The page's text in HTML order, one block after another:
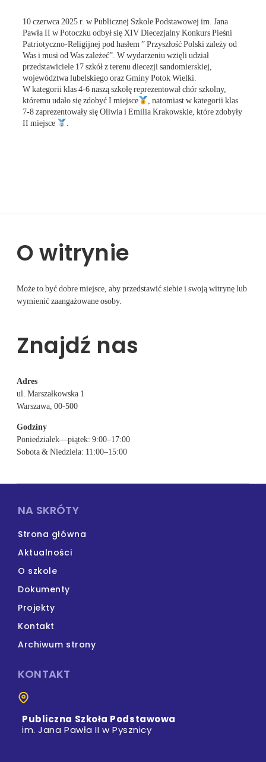
10 czerwca 2025 r. w Publicznej Szkole Podstawowej im. Jana
Pawła II w Potoczku odbył się XIV Diecezjalny Konkurs Pieśni
Patriotyczno-Religijnej pod hasłem ” Przyszłość Polski zależy od
Was i musi od Was zależeć”. W wydarzeniu wzięli udział
przedstawiciele 17 szkół z terenu diecezji sandomierskiej,
województwa lubelskiego oraz Gminy Potok Wielki.
W kategorii klas 4-6 naszą szkołę reprezentował chór szkolny,
któremu udało się zdobyć I miejsce
, natomiast w kategorii klas
7-8 zaprezentowały się Oliwia i Emilia Krakowskie, które zdobyły
II miejsce
.
O witrynie
Może to być dobre miejsce, aby przedstawić siebie i swoją witrynę lub
wymienić zaangażowane osoby.
Znajdź nas
Adres
ul. Marszałkowska 1
Warszawa, 00-500
Godziny
Poniedziałek—piątek: 9:00–17:00
Sobota & Niedziela: 11:00–15:00
NA SKRÓTY
Strona główna
Aktualności
O szkole
Dokumenty
Projekty
Kontakt
Archiwum strony
KONTAKT
Publiczna Szkoła Podstawowa
im. Jana Pawła II w Pysznicy